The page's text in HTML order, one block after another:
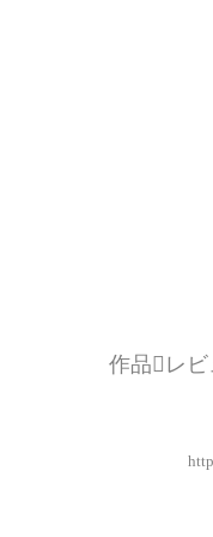
作品レビ